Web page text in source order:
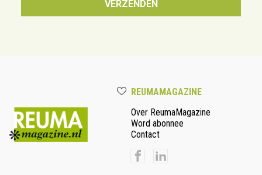
REUMAMAGAZINE
Over ReumaMagazine
Word abonnee
Contact